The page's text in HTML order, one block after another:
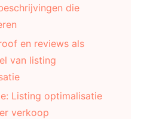
die
en reviews als
van listing
Listing optimalisatie
verkoop